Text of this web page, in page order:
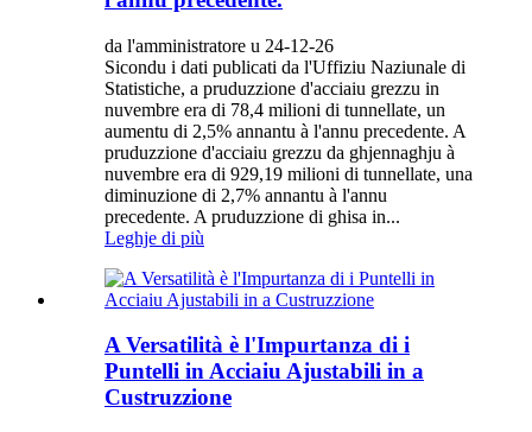
da l'amministratore u 24-12-26
Sicondu i dati publicati da l'Uffiziu Naziunale di
Statistiche, a pruduzzione d'acciaiu grezzu in
nuvembre era di 78,4 milioni di tunnellate, un
aumentu di 2,5% annantu à l'annu precedente. A
pruduzzione d'acciaiu grezzu da ghjennaghju à
nuvembre era di 929,19 milioni di tunnellate, una
diminuzione di 2,7% annantu à l'annu
precedente. A pruduzzione di ghisa in...
Leghje di più
A Versatilità è l'Impurtanza di i
Puntelli in Acciaiu Ajustabili in a
Custruzzione